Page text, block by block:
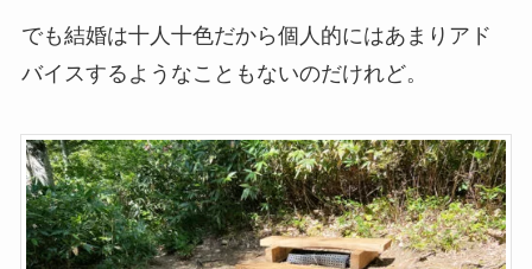
でも結婚は十人十色だから個人的にはあまりアド
バイスするようなこともないのだけれど。